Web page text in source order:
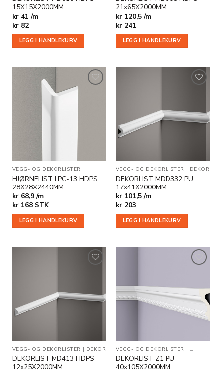
15X15X2000MM
kr 41 /m
kr82
LEGG I HANDLEKURV
21x65X2000MM
kr 120,5 /m
kr241
LEGG I HANDLEKURV
VEGG- OG DEKORLISTER
HJØRNELIST LPC-13 HDPS
28X28X2440MM
kr 68,9 /m
kr168 STK
LEGG I HANDLEKURV
ønskeliste
VEGG- OG DEKORLISTER | DEKOR
DEKORLIST MDD332 PU
17x41X2000MM
kr 101,5 /m
kr203
LEGG I HANDLEKURV
ønskeliste
VEGG- OG DEKORLISTER | DEKOR
DEKORLIST MD413 HDPS
12x25X2000MM
i
ønskeliste
VEGG- OG DEKORLISTER | DEKOR
DEKORLIST Z1 PU
40x105X2000MM